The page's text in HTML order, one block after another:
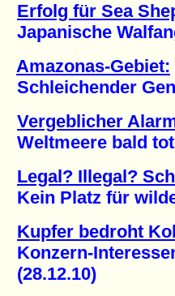
Erfolg für Sea
Amazonas-Gebiet:
Vergeblicher
bald
Legal? Illegal?
Platz für wilde
Kupfer bedroht